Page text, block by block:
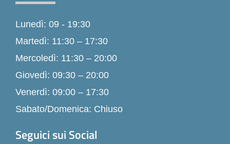
Lunedì: 09 - 19:30
Martedì: 11:30 – 17:30
Mercoledì: 11:30 – 20:00
Giovedì: 09:30 – 20:00
Venerdì: 09:00 – 17:30
Sabato/Domenica: Chiuso
Seguici sui Social